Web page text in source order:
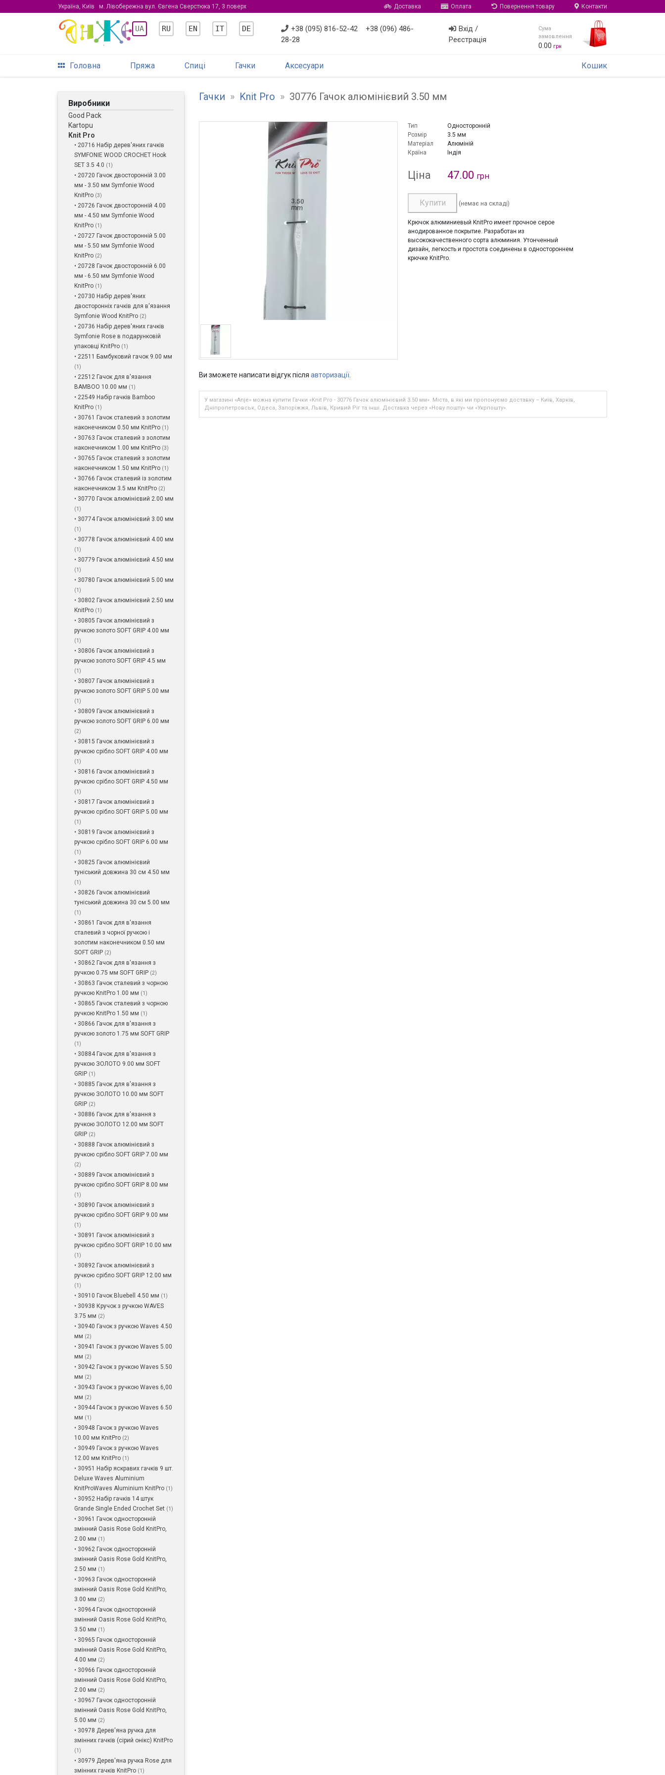
Україна, Київ м. Лівобережна вул. Євгена Сверстюка 17, 3 поверх Доставка Оплата Повернення товару Контакти
UA RU EN IT DE +38 (095) 816-52-42
+38 (096) 486-
28-28
Вхід /
Реєстрація
Сума
замовлення
0.00 грн
Головна Пряжа Спиці Гачки Аксесуари Кошик
Виробники
Good Pack
Kartopu
Knit Pro
• 20716 Набір дерев'яних гачків
SYMFONIE WOOD CROCHET Hook
SET 3.5 4.0 (1)
• 20720 Гачок двосторонній 3.00
мм - 3.50 мм Symfonie Wood
KnitPro (3)
• 20726 Гачок двосторонній 4.00
мм - 4.50 мм Symfonie Wood
KnitPro (1)
• 20727 Гачок двосторонній 5.00
мм - 5.50 мм Symfonie Wood
KnitPro (2)
• 20728 Гачок двосторонній 6.00
мм - 6.50 мм Symfonie Wood
KnitPro (1)
• 20730 Набір дерев'яних
двосторонніх гачків для в'язання
Symfonie Wood KnitPro (2)
• 20736 Набір дерев'яних гачків
Symfonie Rose в подарунковій
упаковці KnitPro (1)
• 22511 Бамбуковий гачок 9.00 мм
(1)
• 22512 Гачок для в'язання
BAMBOO 10.00 мм (1)
• 22549 Набір гачків Bamboo
KnitPro (1)
• 30761 Гачок сталевий з золотим
наконечником 0.50 мм KnitPro (1)
• 30763 Гачок сталевий з золотим
наконечником 1.00 мм KnitPro (3)
• 30765 Гачок сталевий з золотим
наконечником 1.50 мм KnitPro (1)
• 30766 Гачок сталевий із золотим
наконечником 3.5 мм KnitPro (2)
• 30770 Гачок алюмінієвий 2.00 мм
(1)
• 30774 Гачок алюмінієвий 3.00 мм
(1)
• 30778 Гачок алюмінієвий 4.00 мм
(1)
• 30779 Гачок алюмінієвий 4.50 мм
(1)
• 30780 Гачок алюмінієвий 5.00 мм
(1)
• 30802 Гачок алюмінієвий 2.50 мм
KnitPro (1)
• 30805 Гачок алюмінієвий з
ручкою золото SOFT GRIP 4.00 мм
(1)
• 30806 Гачок алюмінієвий з
ручкою золото SOFT GRIP 4.5 мм
(1)
• 30807 Гачок алюмінієвий з
ручкою золото SOFT GRIP 5.00 мм
(1)
• 30809 Гачок алюмінієвий з
ручкою золото SOFT GRIP 6.00 мм
(2)
• 30815 Гачок алюмінієвий з
ручкою срібло SOFT GRIP 4.00 мм
(1)
• 30816 Гачок алюмінієвий з
ручкою срібло SOFT GRIP 4.50 мм
(1)
• 30817 Гачок алюмінієвий з
ручкою срібло SOFT GRIP 5.00 мм
(1)
• 30819 Гачок алюмінієвий з
ручкою срібло SOFT GRIP 6.00 мм
(1)
• 30825 Гачок алюмінієвий
туніський довжина 30 см 4.50 мм
(1)
• 30826 Гачок алюмінієвий
туніський довжина 30 см 5.00 мм
(1)
• 30861 Гачок для в'язання
сталевий з чорної ручкою і
золотим наконечником 0.50 мм
SOFT GRIP (2)
• 30862 Гачок для в'язання з
ручкою 0.75 мм SOFT GRIP (2)
• 30863 Гачок сталевий з чорною
ручкою KnitPro 1.00 мм (1)
• 30865 Гачок сталевий з чорною
ручкою KnitPro 1.50 мм (1)
• 30866 Гачок для в'язання з
ручкою золото 1.75 мм SOFT GRIP
(1)
• 30884 Гачок для в'язання з
ручкою ЗОЛОТО 9.00 мм SOFT
GRIP (1)
• 30885 Гачок для в'язання з
ручкою ЗОЛОТО 10.00 мм SOFT
GRIP (2)
• 30886 Гачок для в'язання з
ручкою ЗОЛОТО 12.00 мм SOFT
GRIP (2)
• 30888 Гачок алюмінієвий з
ручкою срібло SOFT GRIP 7.00 мм
(2)
• 30889 Гачок алюмінієвий з
ручкою срібло SOFT GRIP 8.00 мм
(1)
• 30890 Гачок алюмінієвий з
ручкою срібло SOFT GRIP 9.00 мм
(1)
• 30891 Гачок алюмінієвий з
ручкою срібло SOFT GRIP 10.00 мм
(1)
• 30892 Гачок алюмінієвий з
ручкою срібло SOFT GRIP 12.00 мм
(1)
• 30910 Гачок Bluebell 4.50 мм (1)
• 30938 Кручок з ручкою WAVES
3.75 мм (2)
• 30940 Гачок з ручкою Waves 4.50
мм (2)
• 30941 Гачок з ручкою Waves 5.00
мм (2)
• 30942 Гачок з ручкою Waves 5.50
мм (2)
• 30943 Гачок з ручкою Waves 6,00
мм (2)
• 30944 Гачок з ручкою Waves 6.50
мм (1)
• 30948 Гачок з ручкою Waves
10.00 мм KnitPro (2)
• 30949 Гачок з ручкою Waves
12.00 мм KnitPro (1)
• 30951 Набір яскравих гачків 9 шт.
Deluxe Waves Aluminium
KnitProWaves Aluminium KnitPro (1)
• 30952 Набір гачків 14 штук
Grande Single Ended Crochet Set (1)
• 30961 Гачок односторонній
змінний Oasis Rose Gold KnitPro,
2.00 мм (1)
• 30962 Гачок односторонній
змінний Oasis Rose Gold KnitPro,
2.50 мм (1)
• 30963 Гачок односторонній
змінний Oasis Rose Gold KnitPro,
3.00 мм (2)
• 30964 Гачок односторонній
змінний Oasis Rose Gold KnitPro,
3.50 мм (1)
• 30965 Гачок односторонній
змінний Oasis Rose Gold KnitPro,
4.00 мм (2)
• 30966 Гачок односторонній
змінний Oasis Rose Gold KnitPro,
2.00 мм (2)
• 30967 Гачок односторонній
змінний Oasis Rose Gold KnitPro,
5.00 мм (2)
• 30978 Дерев'яна ручка для
змінних гачків (сірий онікс) KnitPro
(1)
• 30979 Дерев'яна ручка Rose для
змінних гачків KnitPro (1)
Гачки » Knit Pro » 30776 Гачок алюмінієвий 3.50 мм
Тип
Односторонній
Розмір
3.5 мм
Матеріал
Алюміній
Країна
Індія
Ціна 47.00 грн
Купити (немає на складі)
Крючок алюминиевый KnitPro имеет прочное серое
анодированное покрытие. Разработан из
высококачественного сорта алюминия. Утонченный
дизайн, легкость и простота соединены в одностороннем
крючке KnitPro.
Ви зможете написати відгук після авторизації
У магазині «Anje» можна купити Гачки «Knit Pro - 30776 Гачок алюмінієвий 3.50 мм». Міста, в які ми пропонуємо доставку – Київ, Харків,
Дніпропетровськ, Одеса, Запоріжжя, Львів, Кривий Ріг та інші. Доставка через «Нову пошту» чи «Укрпошту».